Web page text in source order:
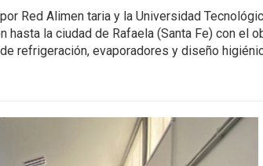
Red Alimen taria y la Universidad
la ciudad de Rafaela (Santa Fe) con el
refrigeración, evaporadores y diseño